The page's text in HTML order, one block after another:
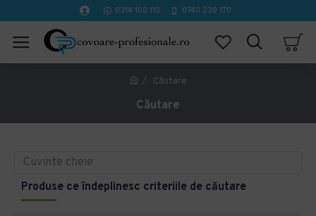
0314 100 110 0740 230 170
Căutare
Căutare
Produse ce îndeplinesc criteriile de căutare